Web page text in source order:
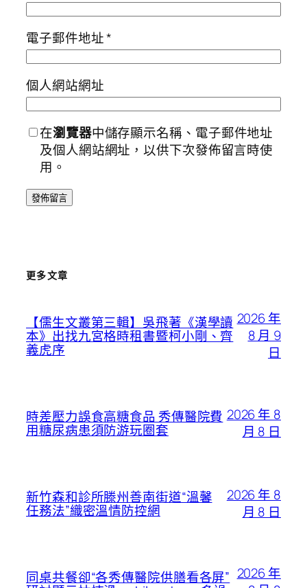
電子郵件地址*
個人網站網址
在瀏覽器中儲存顯示名稱、電子郵件地址
及個人網站網址，以供下次發佈留言時使
用。
更多文章
【儒生文叢第三輯】吳飛著《漢學讀
本》出找九宮格時租書暨柯小剛、齊
義虎序
2026 年
8 月 9
日
時差壓力誤食高糖食品 秀傳醫院費
用糖尿病患須防游玩圈套
2026 年 8
月 8 日
新竹森和診所滕州善南街道“溫馨
任務法”織密溫情防控網
2026 年 8
月 8 日
同桌共餐卻“各秀傳醫院供膳看各屏” 2026 年